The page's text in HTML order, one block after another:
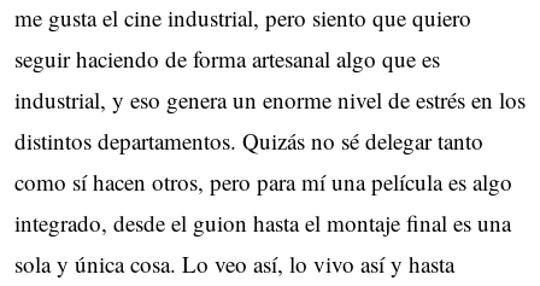
me gusta el cine industrial, pero siento que quiero
seguir haciendo de forma artesanal algo que es
industrial, y eso genera un enorme nivel de estrés en los
distintos departamentos. Quizás no sé delegar tanto
como sí hacen otros, pero para mí una película es algo
integrado, desde el guion hasta el montaje final es una
sola y única cosa. Lo veo así, lo vivo así y hasta